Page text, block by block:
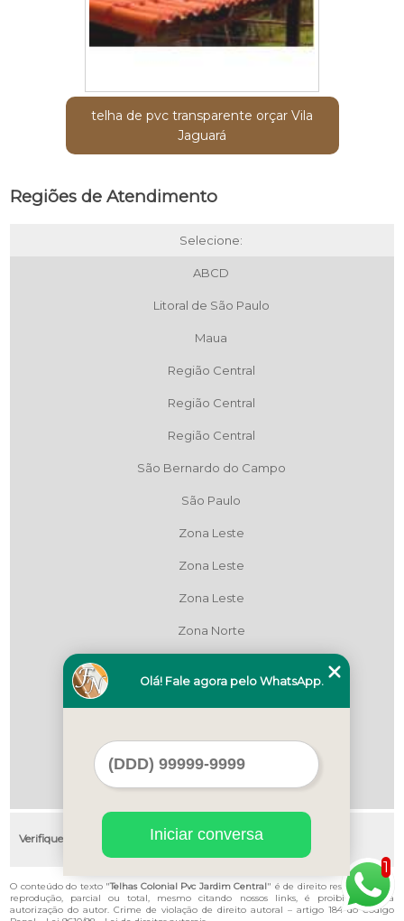
telha de pvc transparente orçar Vila
Jaguará
Regiões de Atendimento
Selecione:
ABCD
Litoral de São Paulo
Maua
Região Central
Região Central
Região Central
São Bernardo do Campo
São Paulo
Zona Leste
Zona Leste
Zona Leste
Zona Norte
Zona Sul
Zona Sul
Verifique as regiões que atendemos
O conteúdo do texto "Telhas Colonial Pvc Jardim Central" é de direito reservado. Sua
reprodução, parcial ou total, mesmo citando nossos links, é proibida sem a
autorização do autor. Crime de violação de direito autoral – artigo 184 do Código
1
Olá! Fale agora pelo WhatsApp.
Iniciar conversa